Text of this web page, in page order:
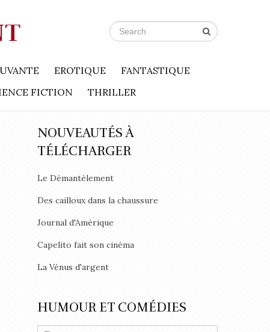
EROTIQUE
FANTASTIQUE
FICTION THRILLER
NOUVEAUTÉS À
TÉLÉCHARGER
Le Démantèlement
Des cailloux dans la chaussure
Journal d'Amérique
Capelito fait son cinéma
La Vénus d'argent
HUMOUR ET COMÉDIES